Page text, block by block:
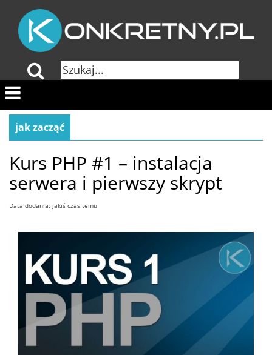
jak zacząć
Kurs PHP #1 – instalacja
serwera i pierwszy skrypt
Data dodania: jakiś czas temu